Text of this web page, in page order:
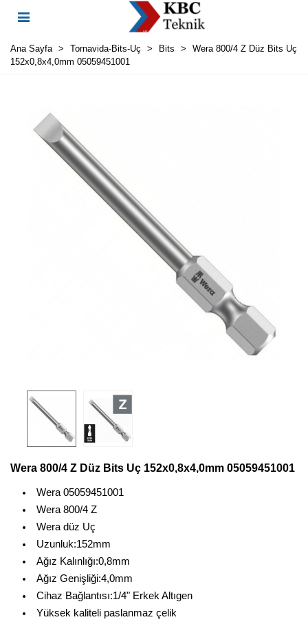
Ana Sayfa > Tornavida-Bits-Uç > Bits >
Wera 800/4 Z Düz Bits Uç
152x0,8x4,0mm 05059451001
Wera 800/4 Z Düz Bits Uç 152x0,8x4,0mm 05059451001
Wera 05059451001
Wera 800/4 Z
Wera düz Uç
Uzunluk:152mm
Ağız Kalınlığı:0,8mm
Ağız Genişliği:4,0mm
Cihaz Bağlantısı:1/4" Erkek Altıgen
Yüksek kaliteli paslanmaz çelik